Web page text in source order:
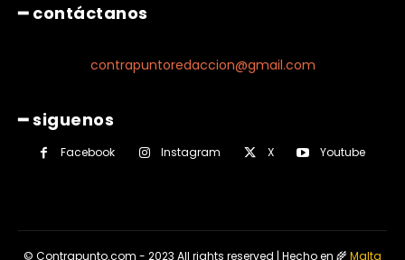
━ contáctanos
contrapuntoredaccion@gmail.com
━ siguenos
Facebook Instagram X Youtube
© Contrapunto.com - 2023 All rights reserved | Hecho en 🌾Malta